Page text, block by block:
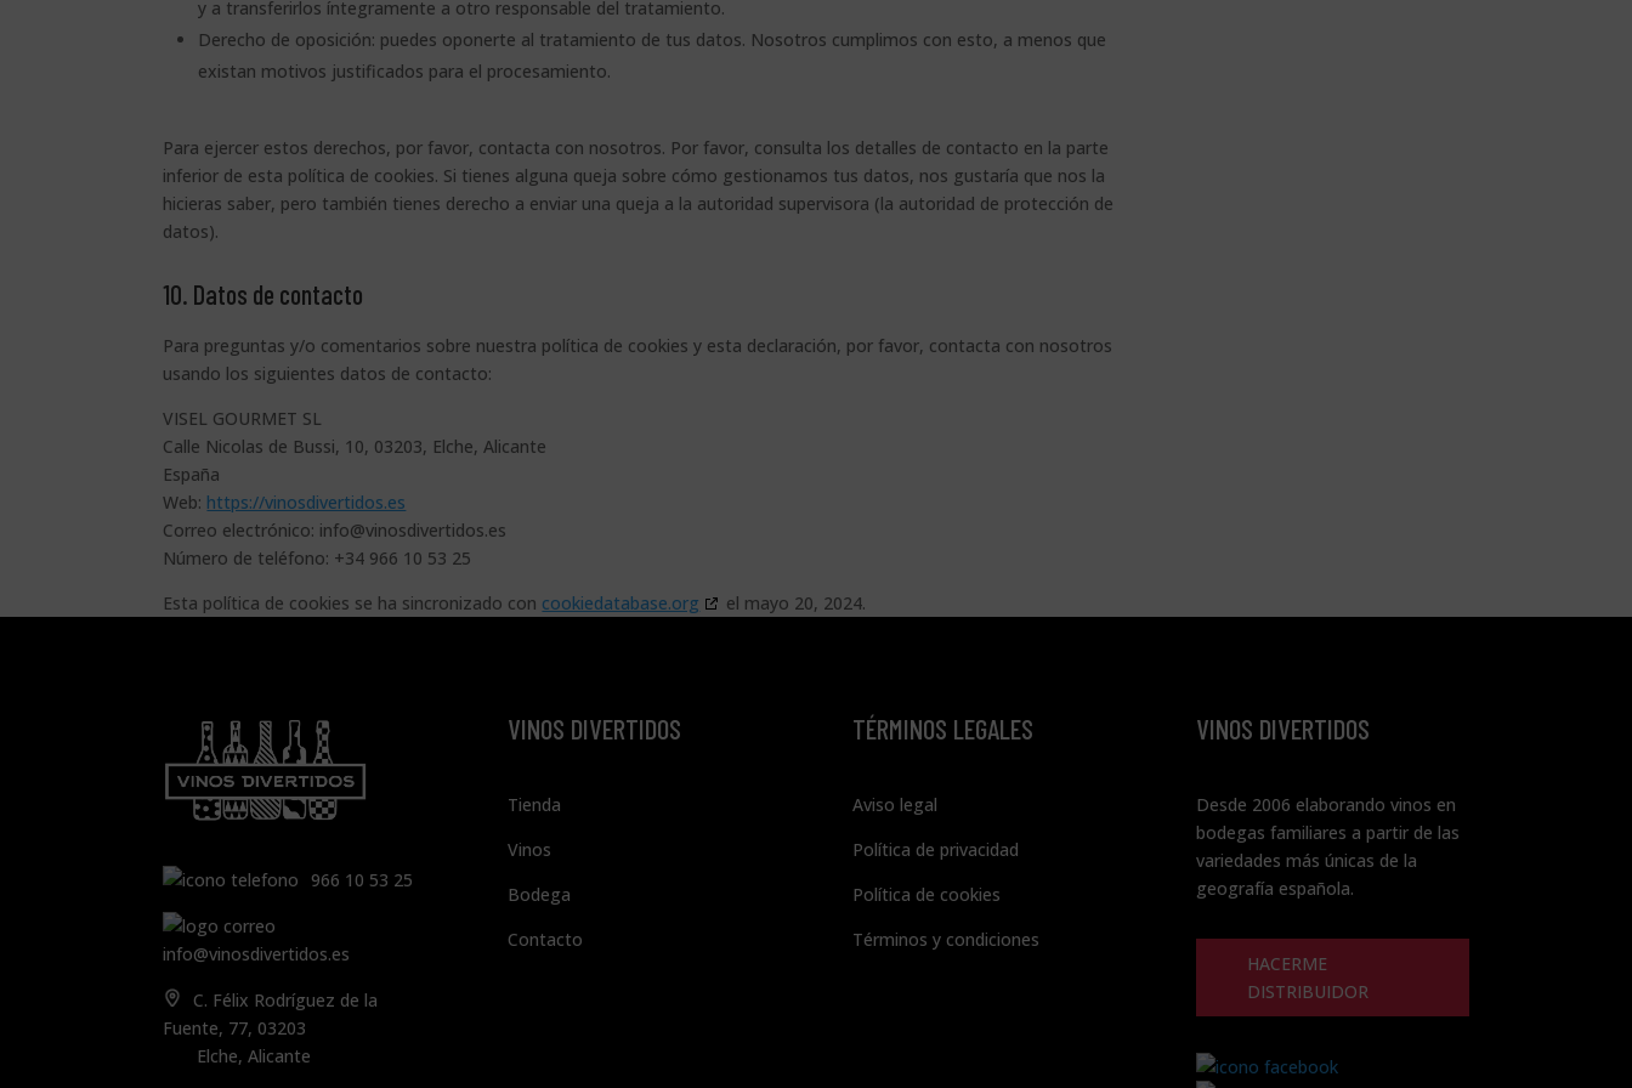
y a transferirlos íntegramente a otro responsable del tratamiento.
Derecho de oposición: puedes oponerte al tratamiento de tus datos. Nosotros cumplimos con esto, a menos que
existan motivos justificados para el procesamiento.
Para ejercer estos derechos, por favor, contacta con nosotros. Por favor, consulta los detalles de contacto en la parte
inferior de esta política de cookies. Si tienes alguna queja sobre cómo gestionamos tus datos, nos gustaría que nos la
hicieras saber, pero también tienes derecho a enviar una queja a la autoridad supervisora (la autoridad de protección de
datos).
10. Datos de contacto
Para preguntas y/o comentarios sobre nuestra política de cookies y esta declaración, por favor, contacta con nosotros
usando los siguientes datos de contacto:
VISEL GOURMET SL
Calle Nicolas de Bussi, 10, 03203, Elche, Alicante
España
Web: https://vinosdivertidos.es
Correo electrónico: info@vinosdivertidos.es
Número de teléfono: +34 966 10 53 25
Esta política de cookies se ha sincronizado con cookiedatabase.org el mayo 20, 2024.
966 10 53 25
info@vinosdivertidos.es
C. Félix Rodríguez de la
Fuente, 77, 03203
Elche, Alicante
VINOS DIVERTIDOS
Tienda
Vinos
Bodega
Contacto
TÉRMINOS LEGALES
Aviso legal
Política de privacidad
Política de cookies
Términos y condiciones
VINOS DIVERTIDOS
Desde 2006 elaborando vinos en
bodegas familiares a partir de las
variedades más únicas de la
geografía española.
HACERME
DISTRIBUIDOR